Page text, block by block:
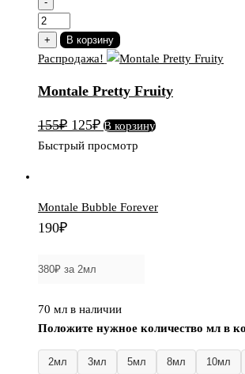
Количество
товара
Montale
Fruity
+ В корзину
Распродажа!
Montale Pretty Fruity
155₽ Первоначальная
цена
125₽Текущая
цена:
В корзину
Быстрый просмотр
Montale Bubble Forever
190₽
70 мл в наличии
Положите нужное количество мл в
2мл 3мл 5мл 8мл 10мл